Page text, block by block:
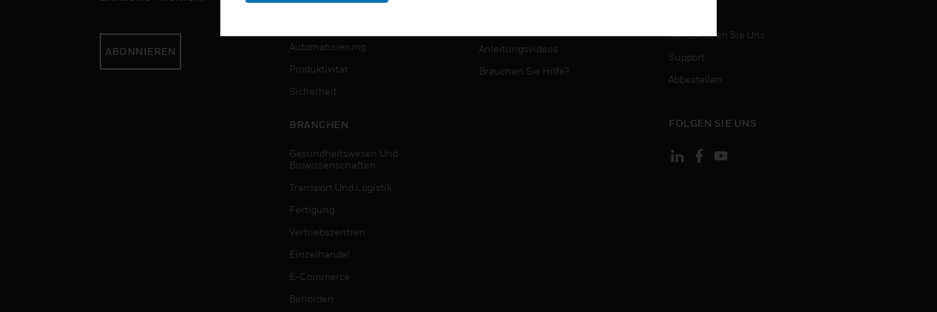
ABONNIEREN
Automatisierung
Produktivität
Sicherheit
BRANCHEN
Gesundheitswesen Und
Biowissenschaften
Transport Und Logistik
Fertigung
Vertriebszentren
Einzelhandel
E-Commerce
Behörden
Anleitungsvideos
Brauchen Sie Hilfe?
Kontaktieren Sie Uns
Support
Abbestellen
FOLGEN SIE UNS